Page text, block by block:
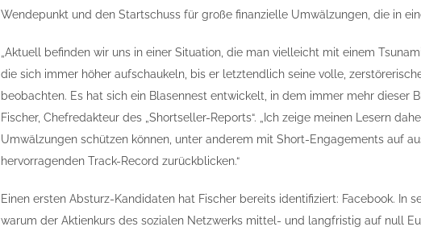
Wendepunkt und den Startschuss für große finanzielle Umwälzungen, die in
„Aktuell befinden wir uns in einer Situation, die man vielleicht mit einem
die sich immer höher aufschaukeln, bis er letztendlich seine volle,
beobachten. Es hat sich ein Blasennest entwickelt, in dem immer mehr dieser
Fischer, Chefredakteur des „Shortseller-Reports“. „Ich zeige meinen Lesern
Umwälzungen schützen können, unter anderem mit Short-Engagements auf
hervorragenden Track-Record zurückblicken.“
Einen ersten Absturz-Kandidaten hat Fischer bereits identifiziert: Facebook. In
warum der Aktienkurs des sozialen Netzwerks mittel- und langfristig auf null